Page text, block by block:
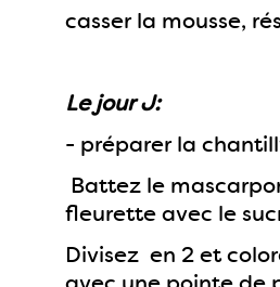
casser la mousse,
Le jour J:
- préparer la
Battez le
fleurette avec le
Divisez en 2 et